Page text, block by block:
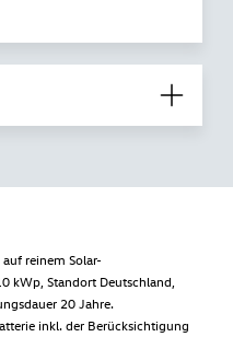
reinem Solar-
kWp, Standort Deutschland,
20 Jahre.
inkl. der Berücksichtigung